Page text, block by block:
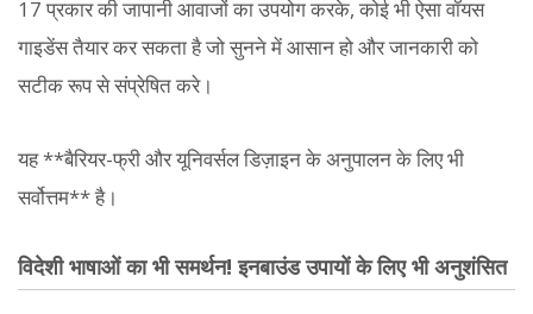
17 प्रकार की जापानी आवाजों का उपयोग करके, कोई भी ऐसा वॉयस
गाइडेंस तैयार कर सकता है जो सुनने में आसान हो और जानकारी को
सटीक रूप से संप्रेषित करे।
यह **बैरियर-फ्री और यूनिवर्सल डिज़ाइन के अनुपालन के लिए भी
सर्वोत्तम** है।
विदेशी भाषाओं का भी समर्थन! इनबाउंड उपायों के लिए भी अनुशंसित